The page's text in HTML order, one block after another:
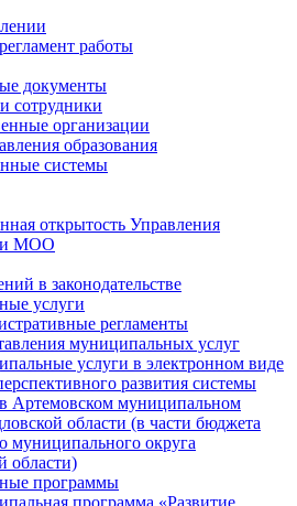
работы
документы
сотрудники
организации
образования
системы
открытость Управления
и МОО
в законодательстве
услуги
регламенты
муниципальных услуг
услуги в электронном виде
развития системы
Артемовском муниципальном
области (в части бюджета
муниципального округа
области)
программы